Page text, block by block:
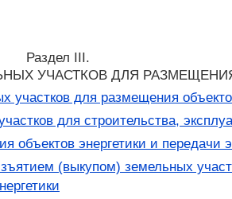
Раздел III.
УЧАСТКОВ ДЛЯ
участков для размещения
для строительства,
энергетики и передачи
(выкупом) земельных